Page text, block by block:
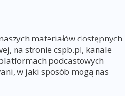
materiałów dostępnych
na stronie cspb.pl, kanale
podcastowych
w jaki sposób mogą nas